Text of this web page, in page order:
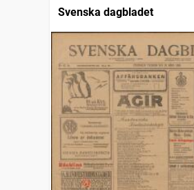
Svenska dagbladet